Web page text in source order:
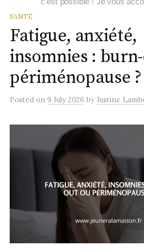
c’est possible ! Je vous
SANTÉ
Fatigue, anxiété,
insomnies :
périménopause ?
Posted on 9 July 2026 by Justine